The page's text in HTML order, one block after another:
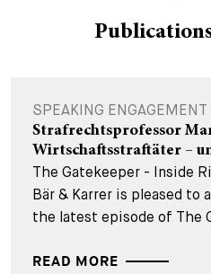
SPEAKING
Strafrechtsprofessor
Wirtschaftsstraftäter –
The Gatekeeper - Inside
Bär & Karrer is pleased to
the latest episode of The
READ MORE